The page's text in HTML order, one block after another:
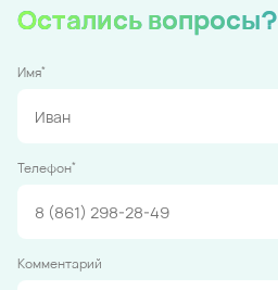
Остались вопросы?
Имя*
Телефон*
Комментарий